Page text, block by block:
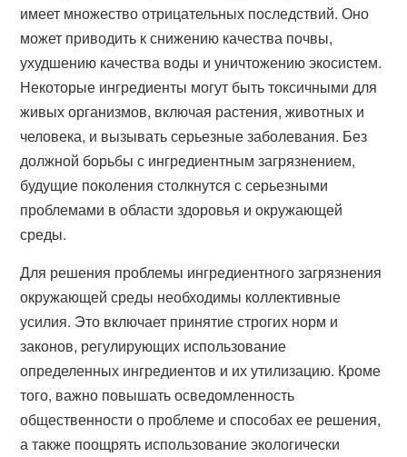
имеет множество отрицательных последствий. Оно
может приводить к снижению качества почвы,
ухудшению качества воды и уничтожению экосистем.
Некоторые ингредиенты могут быть токсичными для
живых организмов, включая растения, животных и
человека, и вызывать серьезные заболевания. Без
должной борьбы с ингредиентным загрязнением,
будущие поколения столкнутся с серьезными
проблемами в области здоровья и окружающей
среды.
Для решения проблемы ингредиентного загрязнения
окружающей среды необходимы коллективные
усилия. Это включает принятие строгих норм и
законов, регулирующих использование
определенных ингредиентов и их утилизацию. Кроме
того, важно повышать осведомленность
общественности о проблеме и способах ее решения,
а также поощрять использование экологически